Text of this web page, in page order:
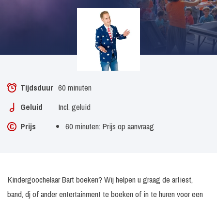
Tijdsduur 60 minuten
Geluid
Incl. geluid
Prijs
60 minuten: Prijs op aanvraag
Kindergoochelaar Bart boeken? Wij helpen u graag de artiest,
band, dj of ander entertainment te boeken of in te huren voor een